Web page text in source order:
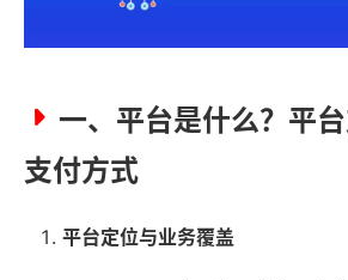
一、平台是什么？平
支付方式
平台定位与业务覆盖